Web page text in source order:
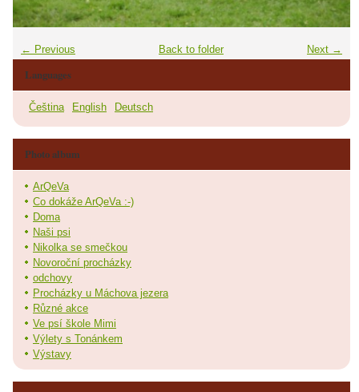
← Previous Next →
Back to folder
Languages
Čeština English Deutsch
Photo album
ArQeVa
Co dokáže ArQeVa :-)
Doma
Naši psi
Nikolka se smečkou
Novoroční procházky
odchovy
Procházky u Máchova jezera
Různé akce
Ve psí škole Mimi
Výlety s Tonánkem
Výstavy